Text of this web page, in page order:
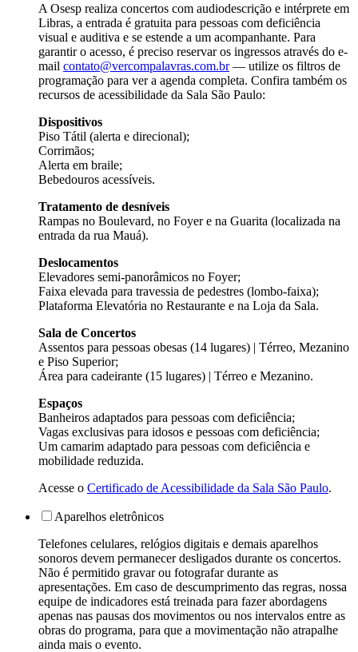
A Osesp realiza concertos com audiodescrição e intérprete em
Libras, a entrada é gratuita para pessoas com deficiência
visual e auditiva e se estende a um acompanhante. Para
garantir o acesso, é preciso reservar os ingressos através do e-
mail contato@vercompalavras.com.br— utilize os filtros de
programação para ver a agenda completa. Confira também os
recursos de acessibilidade da Sala São Paulo:
Dispositivos
Piso Tátil (alerta e direcional);
Corrimãos;
Alerta em braile;
Bebedouros acessíveis.
Tratamento de desníveis
Rampas no Boulevard, no Foyer e na Guarita (localizada na
entrada da rua Mauá).
Deslocamentos
Elevadores semi-panorâmicos no Foyer;
Faixa elevada para travessia de pedestres (lombo-faixa);
Plataforma Elevatória no Restaurante e na Loja da Sala.
Sala de Concertos
Assentos para pessoas obesas (14 lugares) | Térreo, Mezanino
e Piso Superior;
Área para cadeirante (15 lugares) | Térreo e Mezanino.
Espaços
Banheiros adaptados para pessoas com deficiência;
Vagas exclusivas para idosos e pessoas com deficiência;
Um camarim adaptado para pessoas com deficiência e
mobilidade reduzida.
Acesse o Certificado de Acessibilidade da Sala São Paulo.
Aparelhos eletrônicos
Telefones celulares, relógios digitais e demais aparelhos
sonoros devem permanecer desligados durante os concertos.
Não é permitido gravar ou fotografar durante as
apresentações. Em caso de descumprimento das regras, nossa
equipe de indicadores está treinada para fazer abordagens
apenas nas pausas dos movimentos ou nos intervalos entre as
obras do programa, para que a movimentação não atrapalhe
ainda mais o evento.